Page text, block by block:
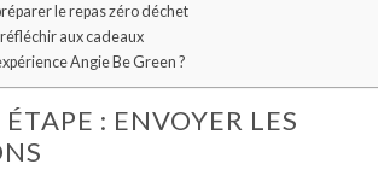
le repas zéro déchet
aux cadeaux
Angie Be Green ?
: ENVOYER LES